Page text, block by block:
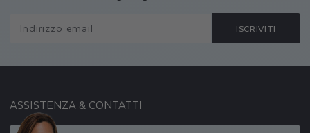
Indirizzo email ISCRIVITI
ASSISTENZA & CONTATTI